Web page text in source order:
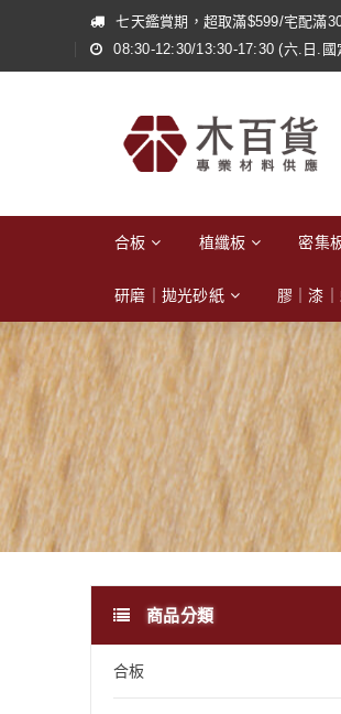
七天鑑賞期，超取滿$599/宅配滿
08:30-12:30/13:30-17:30 (六.日.國
合板 植纖板 密集
研磨｜拋光砂紙 膠｜漆
商品分類
合板